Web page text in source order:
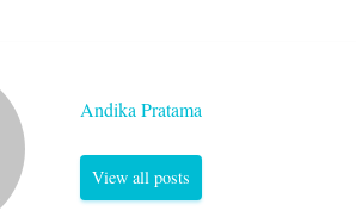
Andika Pratama
View all posts